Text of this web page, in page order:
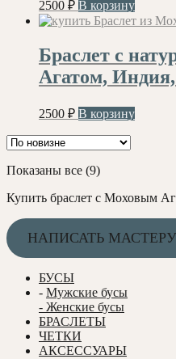
2500 ₽ В корзину
Браслет с
Агатом,
2500 ₽ В корзину
Показаны все (9)Сортировка:
недавние
Купить браслет с Моховым
НАПИСАТЬ МАСТЕРУ
БУСЫ
- Мужские бусы
- Женские бусы
БРАСЛЕТЫ
ЧЕТКИ
АКСЕССУАРЫ